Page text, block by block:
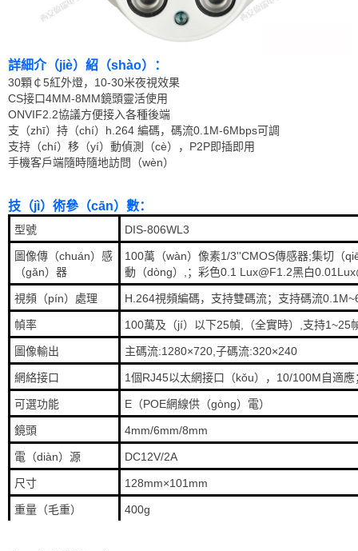
詳細介（jiè）紹（shào）：
30顆￠5紅外燈，10-30米夜視效果
CS接口4MM-8MM鏡頭靈活使用
ONVIF2.2協議方便接入各種後端
支（zhī）持（chí）h.264 編碼，碼流0.1M-6Mbps可調
支持（chí）移（yí）動偵測（cè），P2P即插即用
手機客戶端隨時隨地訪問（wèn）
技（jì）術參（cān）數：
型號 DIS-806WL3
圖像傳（chuán）感
（gǎn）器
100萬（wàn）像素1/3''CMOS傳感器;集切（
動（dòng）,；彩色0.1 Lux@F1.2黑白
視頻（pín）處理 H.264視頻編碼，支持雙碼流；支持碼流
幀率 100萬及（jí）以下25幀,（全實時）,支持1~25
圖像輸出 主碼流:1280×720,子碼流:320×240
網絡接口 1個RJ45以太網接口（kǒu），10/100M自適應
可選功能 E（POE網線供（gòng）電）
鏡頭 4mm/6mm/8mm
電（diàn）源 DC12V/2A
尺寸 128mm×101mm
重量（毛重） 400g